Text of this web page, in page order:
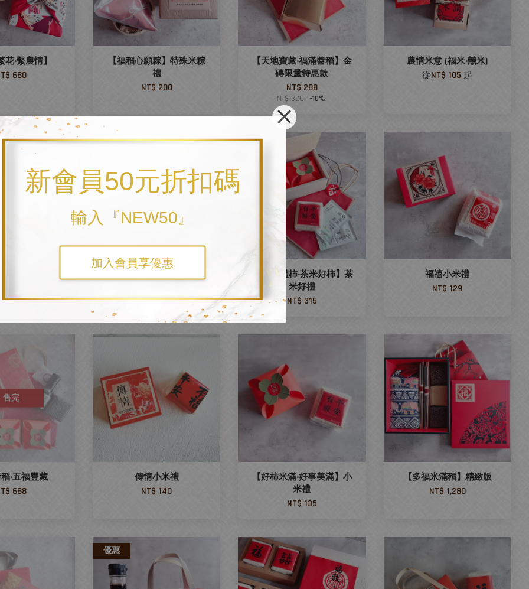
新會員50元折扣碼
輸入『NEW50』
加入會員享優惠
‧繫農情】
680
【福稻心願粽】特殊米粽
禮
NT$ 200
【天地寶藏‧福滿醬稻】金
磚限量特惠款
NT$ 288
NT$ 320 -10%
農情米意 (福米‧囍米)
從NT$ 105 起
【福柿‧禮柿‧茶米好柿】茶
米好禮
NT$ 315
福禧小米禮
NT$ 129
售完
‧五福豐藏
688
傳情小米禮
NT$ 140
【好柿米滿‧好事美滿】小
米禮
NT$ 135
【多福米滿稻】精緻版
NT$ 1,280
優惠